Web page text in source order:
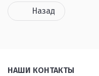
Назад
НАШИ КОНТАКТЫ